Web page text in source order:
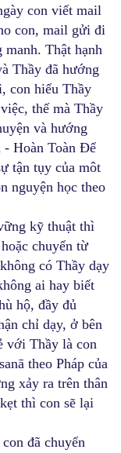
con viết mail
con, mail gửi đi
Thật hạnh
Thầy đã hướng
con hiểu Thầy
thế mà Thầy
và hướng
- Hoàn Toàn Để
tận tụy của môt
nguyện học theo
kỹ thuật thì
chuyển từ
có Thầy dạy
ai hay biết
hộ, đầy đủ
chỉ dạy, ở bên
với Thầy là con
theo Pháp của
xảy ra trên thân
thì con sẽ lại
đã chuyển